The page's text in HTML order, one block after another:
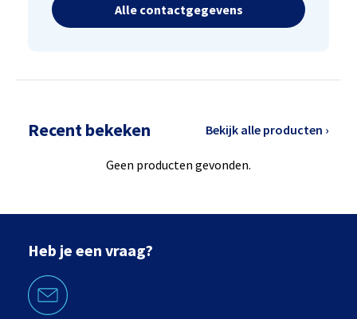
Alle contactgegevens
Recent bekeken Bekijk alle producten ›
Geen producten gevonden.
Heb je een vraag?